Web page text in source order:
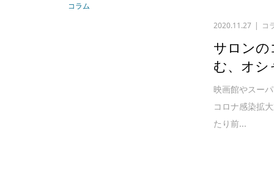
コラム
2020.11.27
コ
サロンの
む、オシ
映画館やスー
コロナ感染拡
たり前...